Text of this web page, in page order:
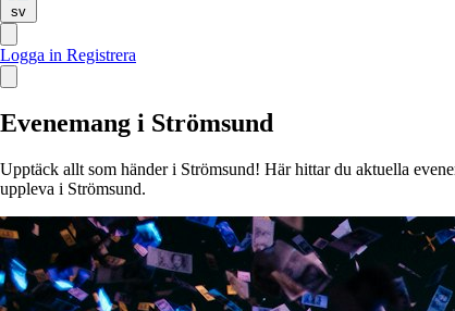
sv
Logga in Registrera
Evenemang i Strömsund
Upptäck allt som händer i Strömsund! Här hittar du aktuella
uppleva i Strömsund.